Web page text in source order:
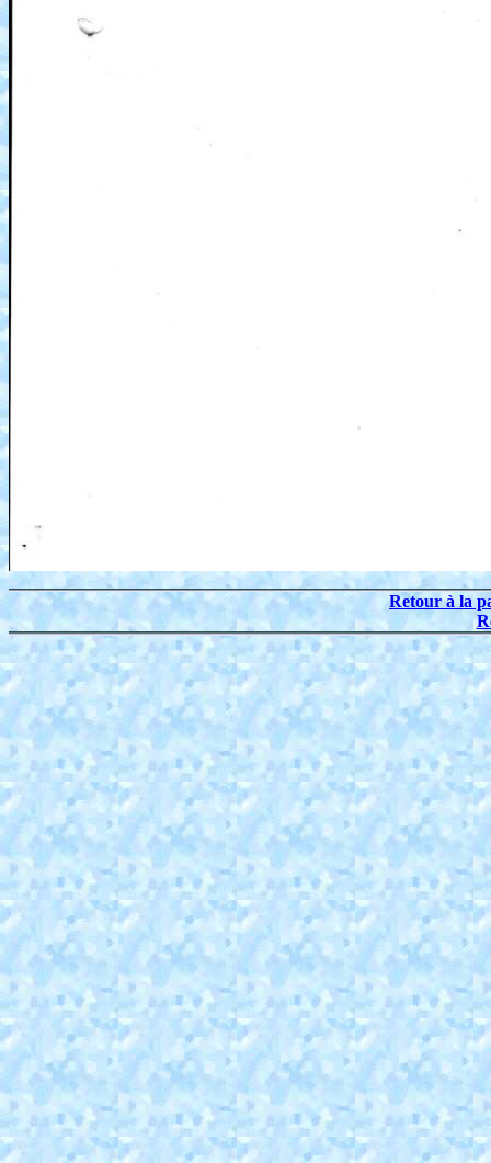
Retour à la